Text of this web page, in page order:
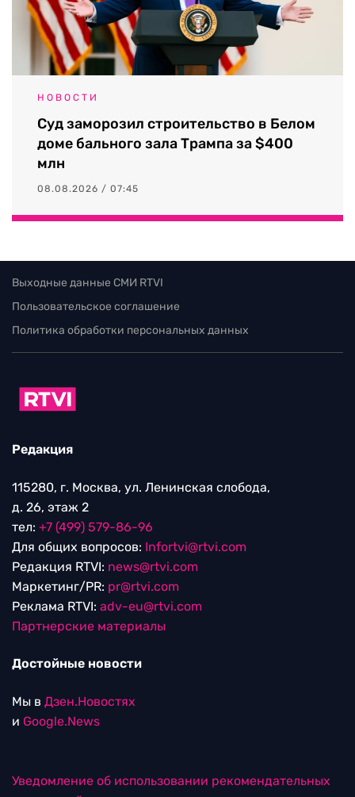
НОВОСТИ
Суд заморозил строительство в Белом
доме бального зала Трампа за $400
млн
08.08.2026 / 07:45
Выходные данные СМИ RTVI
Пользовательское соглашение
Политика обработки персональных данных
Редакция
115280, г. Москва, ул. Ленинская слобода,
д. 26, этаж 2
тел: +7 (499) 579-86-96
Для общих вопросов: Infortvi@rtvi.com
Редакция RTVI: news@rtvi.com
Маркетинг/PR: pr@rtvi.com
Реклама RTVI: adv-eu@rtvi.com
Партнерские материалы
Достойные новости
Мы в Дзен.Новостях
и Google.News
Уведомление об использовании рекомендательных